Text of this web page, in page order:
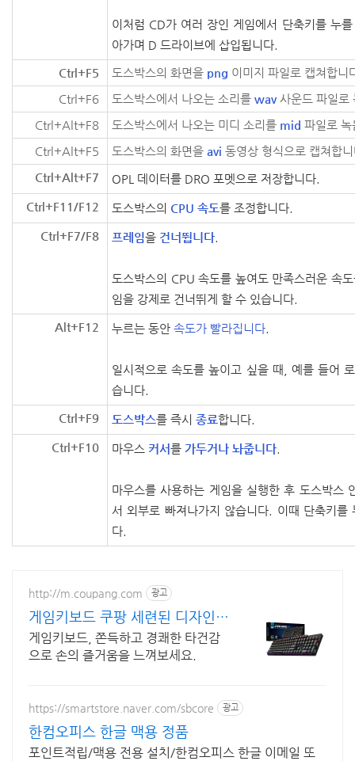
이처럼 CD가 여러 장인 게임에서 단축키를 누
아가며 D 드라이브에 삽입됩니다.
Ctrl+F5 도스박스의 화면을 png 이미지 파일로 캡쳐합니
Ctrl+F6 도스박스에서 나오는 소리를 wav사운드 파일로
Ctrl+Alt+F8 도스박스에서 나오는 미디 소리를 mid 파일로
Ctrl+Alt+F5 도스박스의 화면을 avi 동영상 형식으로 캡쳐합
Ctrl+Alt+F7 OPL 데이터를 DRO 포멧으로 저장합니다.
Ctrl+F11/F12 도스박스의 CPU 속도를 조정합니다.
Ctrl+F7/F8 프레임을 건너뜁니다
도스박스의 CPU 속도를 높여도 만족스러운 속
임을 강제로 건너뛰게 할 수 있습니다.
Alt+F12 누르는 동안 속도가 빨라집니다
일시적으로 속도를 높이고 싶을 때, 예를 들어
습니다.
Ctrl+F9 도스박스를 즉시 종료합니다.
Ctrl+F10 마우스 커서를 가두거나 놔줍니다
마우스를 사용하는 게임을 실행한 후 도스박스
서 외부로 빠져나가지 않습니다. 이때 단축키를
다.
http://m.coupang.com 광고
게임키보드 쿠팡 세련된 디자인
편의성까지
게임키보드, 쫀득하고 경쾌한 타건감
으로 손의 즐거움을 느껴보세요.
https://smartstore.naver.com/sbcore 광고
한컴오피스 한글 맥용 정품
포인트적립/맥용 전용 설치/한컴오피스 한글 이메일 또